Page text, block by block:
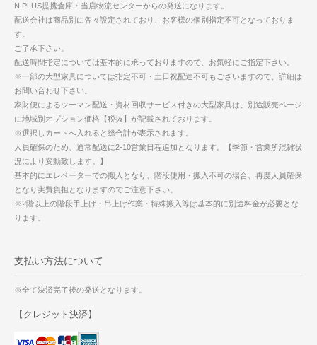
N PLUS提携倉庫・当店物流センターからの発送になります。
配送会社は商品別に各々設定されており、お客様の個別指定不可となっておりま
す。
ご了承下さい。
配送時間指定については基本的に承っておりますので、お気軽にご指定下さい。
※一部の大型家具については指定不可・土日祝配達不可もございますので、詳細は
お問い合わせ下さい。
家財便によるツーマン配送・資材回収サービス付きの大型家具は、別途販売ページ
に地域別オプション価格【税抜】が記載されております。
※選択しカートへ入れると総合計が表示されます。
人員確保のため、通常配送に2-10営業日程追加となります。【季節・営業所混雑状
況により変動致します。】
基本的にエレベーターでの搬入となり、階段使用・搬入不可の場合、再度人員確保
となり実費負担となりますのでご注意下さい。
※2階以上の階段手上げ・吊上げ作業・特殊搬入等は基本的に別途料金が必要とな
ります。
支払い方法について
※全て決済完了後の発送となります。
【クレジット決済】